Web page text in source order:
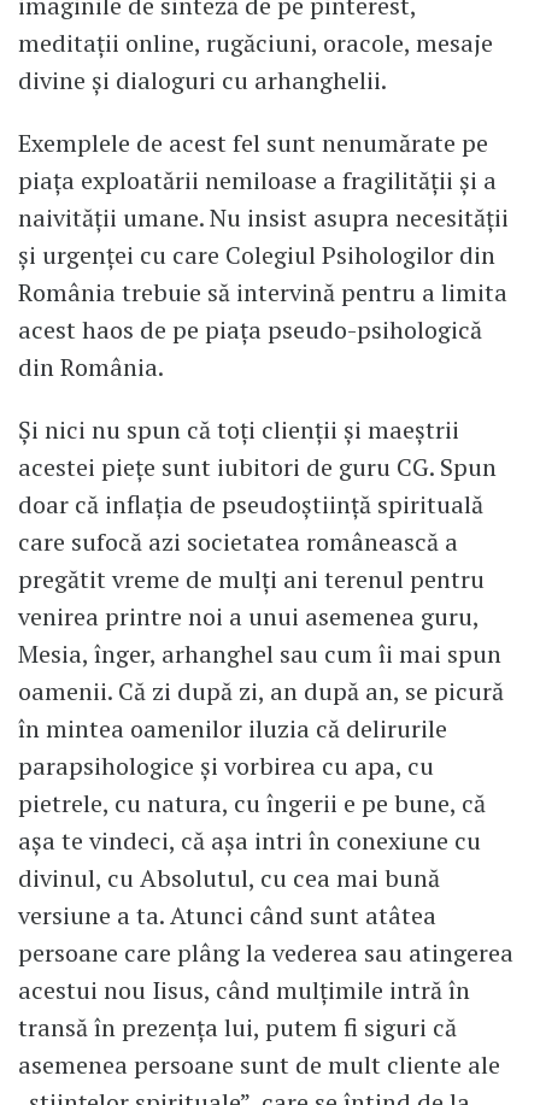
meditații online, rugăciuni, oracole, mesaje
divine și dialoguri cu arhanghelii.
Exemplele de acest fel sunt nenumărate pe
piața exploatării nemiloase a fragilității și a
naivității umane. Nu insist asupra necesității
și urgenței cu care Colegiul Psihologilor din
România trebuie să intervină pentru a limita
acest haos de pe piața pseudo-psihologică
din România.
Și nici nu spun că toți clienții și maeștrii
acestei piețe sunt iubitori de guru CG. Spun
doar că inflația de pseudoștiință spirituală
care sufocă azi societatea românească a
pregătit vreme de mulți ani terenul pentru
venirea printre noi a unui asemenea guru,
Mesia, înger, arhanghel sau cum îi mai spun
oamenii. Că zi după zi, an după an, se picură
în mintea oamenilor iluzia că delirurile
parapsihologice și vorbirea cu apa, cu
pietrele, cu natura, cu îngerii e pe bune, că
așa te vindeci, că așa intri în conexiune cu
divinul, cu Absolutul, cu cea mai bună
versiune a ta. Atunci când sunt atâtea
persoane care plâng la vederea sau atingerea
acestui nou Iisus, când mulțimile intră în
transă în prezența lui, putem fi siguri că
asemenea persoane sunt de mult cliente ale